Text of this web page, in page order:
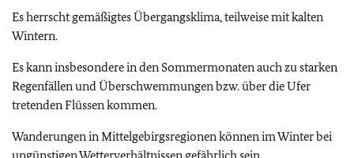
Es herrscht gemäßigtes Übergangsklima, teilweise mit kalten
Wintern.
Es kann insbesondere in den Sommermonaten auch zu starken
Regenfällen und Überschwemmungen bzw. über die Ufer
tretenden Flüssen kommen.
Wanderungen in Mittelgebirgsregionen können im Winter bei